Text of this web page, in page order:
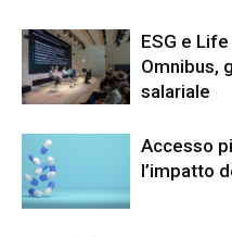
ESG e
Omnibus,
salariale
Accesso
l’impatto